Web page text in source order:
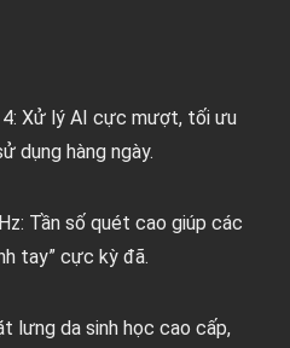
Xử lý AI cực mượt, tối ưu
dụng hàng ngày.
Tần số quét cao giúp các
tay” cực kỳ đã.
lưng da sinh học cao cấp,